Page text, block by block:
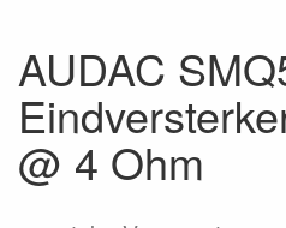
AUDAC
@ 4 Ohm